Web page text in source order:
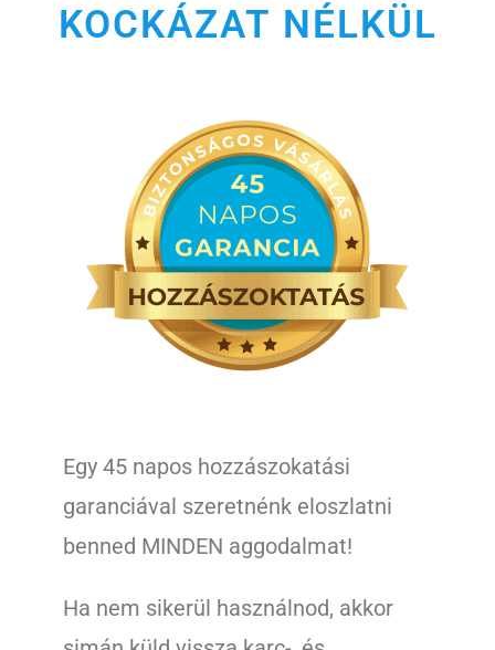
KOCKÁZAT NÉLKÜL
Egy 45 napos hozzászokatási
garanciával szeretnénk eloszlatni
benned MINDEN aggodalmat!
Ha nem sikerül használnod, akkor